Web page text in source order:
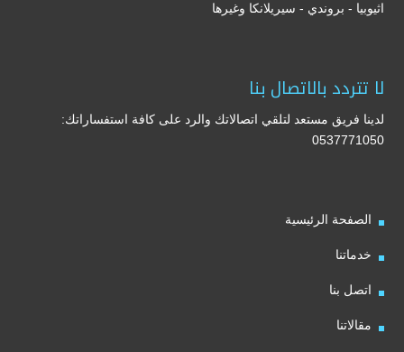
اثيوبيا - بروندي - سيريلانكا وغيرها
لا تتردد بالاتصال بنا
لدينا فريق مستعد لتلقي اتصالاتك والرد على كافة استفساراتك:
0537771050
الصفحة الرئيسية
خدماتنا
اتصل بنا
مقالاتنا